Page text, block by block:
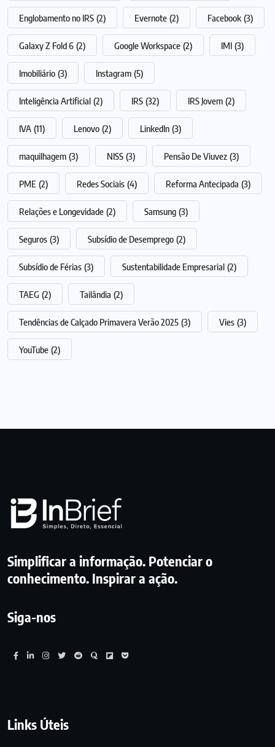
Englobamento no IRS (2) Evernote (2) Facebook (3)
Galaxy Z Fold 6 (2) Google Workspace (2) IMI (3)
Imobiliário (3) Instagram (5)
Inteligência Artificial (2) IRS (32) IRS Jovem (2)
IVA (11) Lenovo (2) LinkedIn (3)
maquilhagem (3) NISS (3) Pensão De Viuvez (3)
PME (2) Redes Sociais (4) Reforma Antecipada (3)
Relações e Longevidade (2) Samsung (3)
Seguros (3) Subsídio de Desemprego (2)
Subsídio de Férias (3) Sustentabilidade Empresarial (2)
TAEG (2) Tailândia (2)
Tendências de Calçado Primavera Verão 2025 (3) Vies (3)
YouTube (2)
Simplificar a informação. Potenciar o
conhecimento. Inspirar a ação.
Siga-nos
Links Úteis